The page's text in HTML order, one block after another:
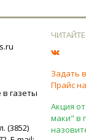
газеты
(3852)
Задать
Прайс
Акция
маки" в